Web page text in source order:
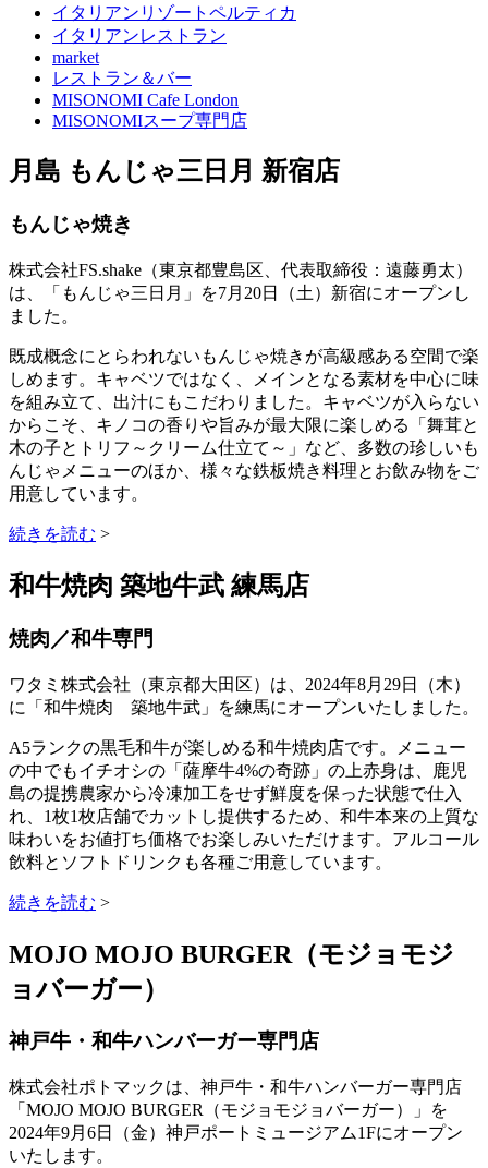
イタリアンリゾートペルティカ
イタリアンレストラン
market
レストラン＆バー
MISONOMI Cafe London
MISONOMIスープ専門店
月島 もんじゃ三日月 新宿店
もんじゃ焼き
株式会社FS.shake（東京都豊島区、代表取締役：遠藤勇太）
は、「もんじゃ三日月」を7月20日（土）新宿にオープンし
ました。
既成概念にとらわれないもんじゃ焼きが高級感ある空間で楽
しめます。キャベツではなく、メインとなる素材を中心に味
を組み立て、出汁にもこだわりました。キャベツが入らない
からこそ、キノコの香りや旨みが最大限に楽しめる「舞茸と
木の子とトリフ～クリーム仕立て～」など、多数の珍しいも
んじゃメニューのほか、様々な鉄板焼き料理とお飲み物をご
用意しています。
続きを読む >
和牛焼肉 築地牛武 練馬店
焼肉／和牛専門
ワタミ株式会社（東京都大田区）は、2024年8月29日（木）
に「和牛焼肉 築地牛武」を練馬にオープンいたしました。
A5ランクの黒毛和牛が楽しめる和牛焼肉店です。メニュー
の中でもイチオシの「薩摩牛4%の奇跡」の上赤身は、鹿児
島の提携農家から冷凍加工をせず鮮度を保った状態で仕入
れ、1枚1枚店舗でカットし提供するため、和牛本来の上質な
味わいをお値打ち価格でお楽しみいただけます。アルコール
飲料とソフトドリンクも各種ご用意しています。
続きを読む >
MOJO MOJO BURGER（モジョモジ
ョバーガー）
神戸牛・和牛ハンバーガー専門店
株式会社ポトマックは、神戸牛・和牛ハンバーガー専門店
「MOJO MOJO BURGER（モジョモジョバーガー）」を
2024年9月6日（金）神戸ポートミュージアム1Fにオープン
いたします。